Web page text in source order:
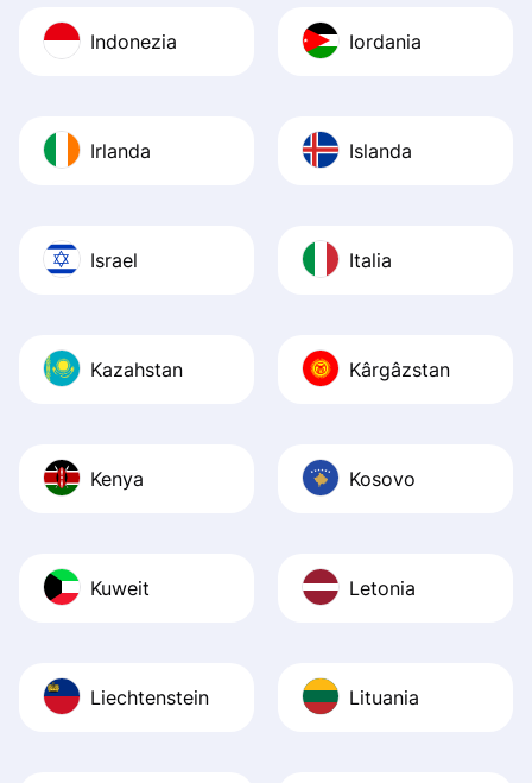
Indonezia Iordania
Irlanda Islanda
Israel Italia
Kazahstan Kârgâzstan
Kenya Kosovo
Kuweit Letonia
Liechtenstein Lituania